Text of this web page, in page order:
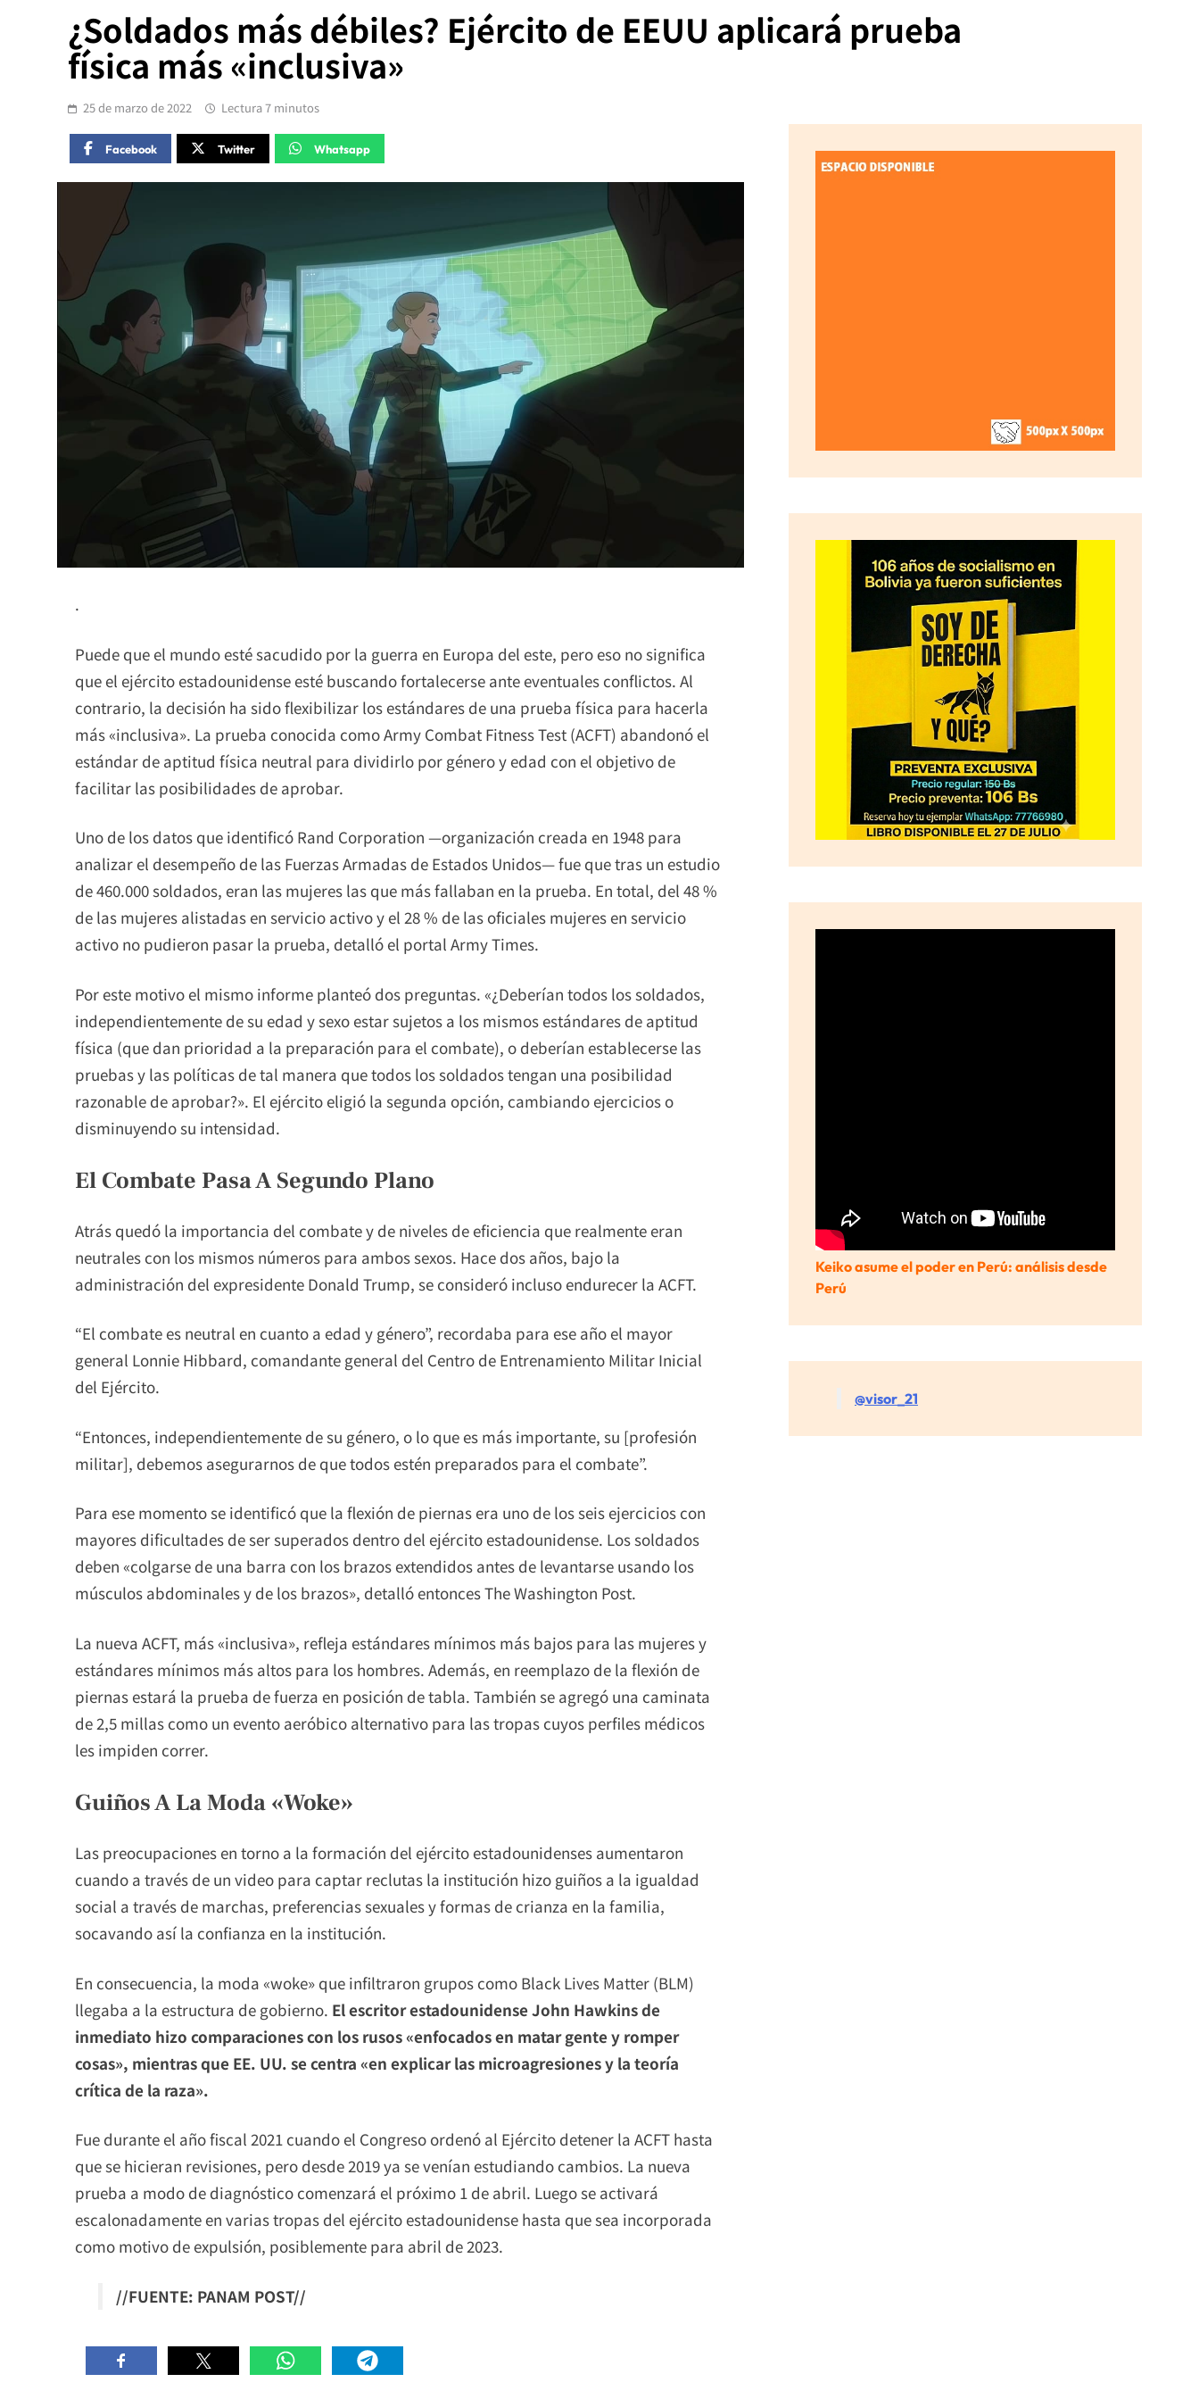
¿Soldados más débiles? Ejército de EEUU aplicará prueba
física más «inclusiva»
25 de marzo de 2022 Lectura 7 minutos
Facebook Twitter Whatsapp
.
Puede que el mundo esté sacudido por la guerra en Europa del este, pero eso no significa
que el ejército estadounidense esté buscando fortalecerse ante eventuales conflictos. Al
contrario, la decisión ha sido flexibilizar los estándares de una prueba física para hacerla
más «inclusiva». La prueba conocida como Army Combat Fitness Test (ACFT) abandonó el
estándar de aptitud física neutral para dividirlo por género y edad con el objetivo de
facilitar las posibilidades de aprobar.
Uno de los datos que identificó Rand Corporation —organización creada en 1948 para
analizar el desempeño de las Fuerzas Armadas de Estados Unidos— fue que tras un estudio
de 460.000 soldados, eran las mujeres las que más fallaban en la prueba. En total, del 48 %
de las mujeres alistadas en servicio activo y el 28 % de las oficiales mujeres en servicio
activo no pudieron pasar la prueba, detalló el portal Army Times.
Por este motivo el mismo informe planteó dos preguntas. «¿Deberían todos los soldados,
independientemente de su edad y sexo estar sujetos a los mismos estándares de aptitud
física (que dan prioridad a la preparación para el combate), o deberían establecerse las
pruebas y las políticas de tal manera que todos los soldados tengan una posibilidad
razonable de aprobar?». El ejército eligió la segunda opción, cambiando ejercicios o
disminuyendo su intensidad.
El Combate Pasa A Segundo Plano
Atrás quedó la importancia del combate y de niveles de eficiencia que realmente eran
neutrales con los mismos números para ambos sexos. Hace dos años, bajo la
administración del expresidente Donald Trump, se consideró incluso endurecer la ACFT.
“El combate es neutral en cuanto a edad y género”, recordaba para ese año el mayor
general Lonnie Hibbard, comandante general del Centro de Entrenamiento Militar Inicial
del Ejército.
“Entonces, independientemente de su género, o lo que es más importante, su [profesión
militar], debemos asegurarnos de que todos estén preparados para el combate”.
Para ese momento se identificó que la flexión de piernas era uno de los seis ejercicios con
mayores dificultades de ser superados dentro del ejército estadounidense. Los soldados
deben «colgarse de una barra con los brazos extendidos antes de levantarse usando los
músculos abdominales y de los brazos», detalló entonces The Washington Post.
La nueva ACFT, más «inclusiva», refleja estándares mínimos más bajos para las mujeres y
estándares mínimos más altos para los hombres. Además, en reemplazo de la flexión de
piernas estará la prueba de fuerza en posición de tabla. También se agregó una caminata
de 2,5 millas como un evento aeróbico alternativo para las tropas cuyos perfiles médicos
les impiden correr.
Guiños A La Moda «woke»
Las preocupaciones en torno a la formación del ejército estadounidenses aumentaron
cuando a través de un video para captar reclutas la institución hizo guiños a la igualdad
social a través de marchas, preferencias sexuales y formas de crianza en la familia,
socavando así la confianza en la institución.
En consecuencia, la moda «woke» que infiltraron grupos como Black Lives Matter (BLM)
llegaba a la estructura de gobierno. El escritor estadounidense John Hawkins de
inmediato hizo comparaciones con los rusos «enfocados en matar gente y romper
cosas», mientras que EE. UU. se centra «en explicar las microagresiones y la teoría
crítica de la raza».
Fue durante el año fiscal 2021 cuando el Congreso ordenó al Ejército detener la ACFT hasta
que se hicieran revisiones, pero desde 2019 ya se venían estudiando cambios. La nueva
prueba a modo de diagnóstico comenzará el próximo 1 de abril. Luego se activará
escalonadamente en varias tropas del ejército estadounidense hasta que sea incorporada
como motivo de expulsión, posiblemente para abril de 2023.
//FUENTE: PANAM POST//
Keiko asume el poder en Perú: análisis desde
Perú
@visor_21